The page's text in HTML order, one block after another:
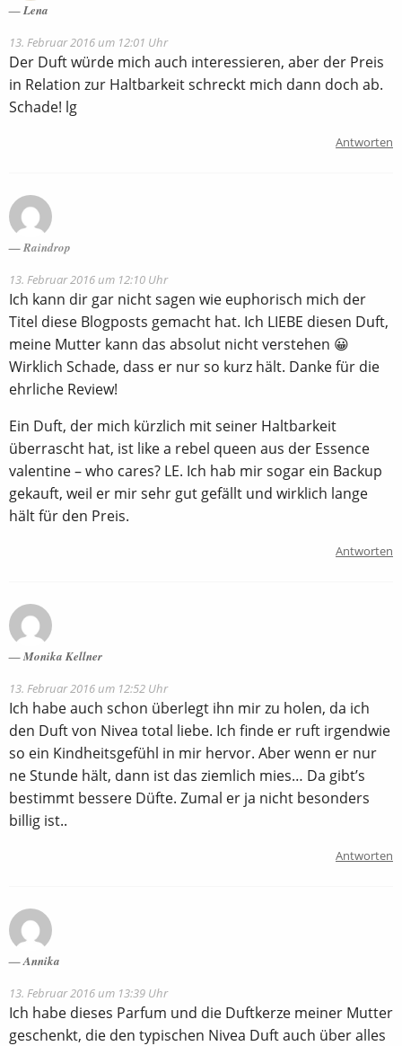
Lena
13. Februar 2016 um 12:01 Uhr
Der Duft würde mich auch interessieren, aber der Preis
in Relation zur Haltbarkeit schreckt mich dann doch ab.
Schade! lg
Antworten
Raindrop
13. Februar 2016 um 12:10 Uhr
Ich kann dir gar nicht sagen wie euphorisch mich der
Titel diese Blogposts gemacht hat. Ich LIEBE diesen Duft,
meine Mutter kann das absolut nicht verstehen 😀
Wirklich Schade, dass er nur so kurz hält. Danke für die
ehrliche Review!
Ein Duft, der mich kürzlich mit seiner Haltbarkeit
überrascht hat, ist like a rebel queen aus der Essence
valentine – who cares? LE. Ich hab mir sogar ein Backup
gekauft, weil er mir sehr gut gefällt und wirklich lange
hält für den Preis.
Antworten
Monika Kellner
13. Februar 2016 um 12:52 Uhr
Ich habe auch schon überlegt ihn mir zu holen, da ich
den Duft von Nivea total liebe. Ich finde er ruft irgendwie
so ein Kindheitsgefühl in mir hervor. Aber wenn er nur
ne Stunde hält, dann ist das ziemlich mies… Da gibt’s
bestimmt bessere Düfte. Zumal er ja nicht besonders
billig ist..
Antworten
Annika
13. Februar 2016 um 13:39 Uhr
Ich habe dieses Parfum und die Duftkerze meiner Mutter
geschenkt, die den typischen Nivea Duft auch über alles